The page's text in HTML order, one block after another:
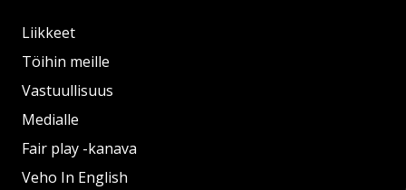
Liikkeet
Töihin meille
Vastuullisuus
Medialle
Fair play -kanava
Veho In English